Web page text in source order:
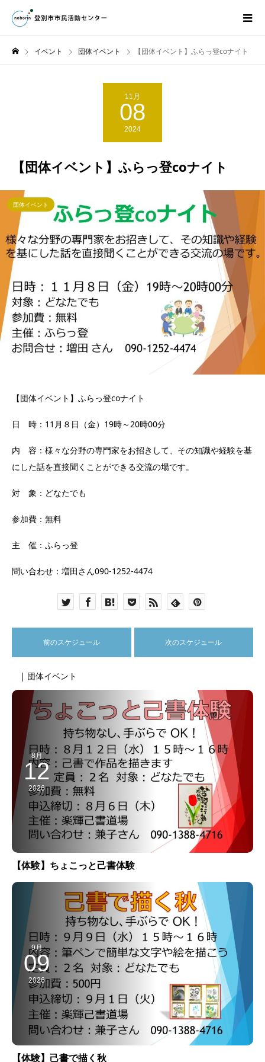
イベント 団体イベント 【団体イベント】ふらっ登coナイト
11月
08
2024
【団体イベント】ふらっ登coナイト
団体イベント
【団体イベント】ふらっ登coナイト
日 時：11月８日（金）19時～20時00分
内 容：様々な分野の専門家をお招きして、その知識や経験を基
にした話を直接聞くことができる交流の場です。
対 象：どなたでも
参加費：無料
主 催：ふらっ登
問い合わせ：増田さん090-1252-4474
前のスケジュール 次のスケジュール
| 団体イベント
8月
12
2026
【体験】ちょこっと己書体験
9月
09
2026
【体験】己書で描く秋